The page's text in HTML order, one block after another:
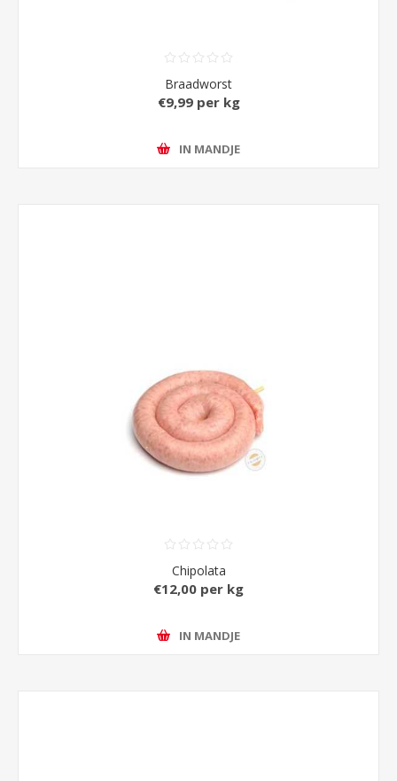
Braadworst
€9,99 per kg
IN MANDJE
Chipolata
€12,00 per kg
IN MANDJE